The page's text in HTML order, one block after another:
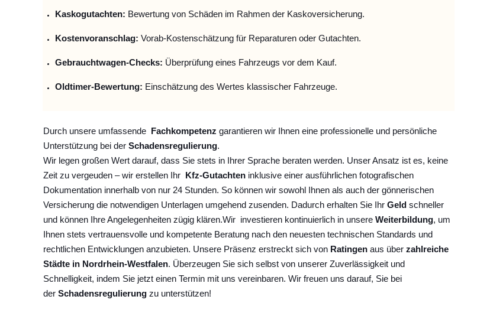
Kaskogutachten: Bewertung von Schäden im Rahmen der Kaskoversicherung.
Kostenvoranschlag: Vorab-Kostenschätzung für Reparaturen oder Gutachten.
Gebrauchtwagen-Checks: Überprüfung eines Fahrzeugs vor dem Kauf.
Oldtimer-Bewertung: Einschätzung des Wertes klassischer Fahrzeuge.
Durch unsere umfassende Fachkompetenz garantieren wir Ihnen eine professionelle und persönliche
Unterstützung bei der Schadensregulierung.
Wir legen großen Wert darauf, dass Sie stets in Ihrer Sprache beraten werden. Unser Ansatz ist es, keine
Zeit zu vergeuden – wir erstellen Ihr
Kfz-Gutachten inklusive einer ausführlichen fotografischen
Dokumentation innerhalb von nur 24 Stunden. So können wir sowohl Ihnen als auch der gönnerischen
Versicherung die notwendigen Unterlagen umgehend zusenden. Dadurch erhalten Sie Ihr Geld schneller
und können Ihre Angelegenheiten zügig klären.Wir investieren kontinuierlich in unsere Weiterbildung, um
Ihnen stets vertrauensvolle und kompetente Beratung nach den neuesten technischen Standards und
rechtlichen Entwicklungen anzubieten. Unsere Präsenz erstreckt sich von Ratingen aus über zahlreiche
Städte in Nordrhein-Westfalen. Überzeugen Sie sich selbst von unserer Zuverlässigkeit und
Schnelligkeit, indem Sie jetzt einen Termin mit uns vereinbaren. Wir freuen uns darauf, Sie bei
der Schadensregulierung zu unterstützen!